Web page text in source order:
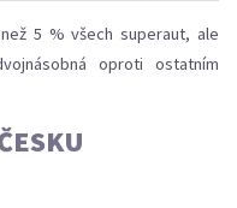
5 % všech superaut, ale
oproti ostatním